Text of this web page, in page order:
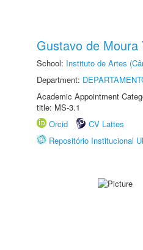
Gustavo de Moura
School: Instituto de Artes
Department:
Academic Appointment
title: MS-3.1
Orcid
CV Lattes
Repositório Institucional